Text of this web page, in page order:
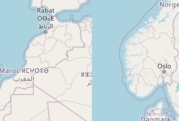
17
Sep.
Ausschuss für Umwelt,
Bauen
17.09.2026
18:00 20:30